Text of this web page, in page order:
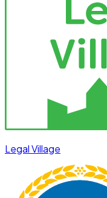
Legal Village